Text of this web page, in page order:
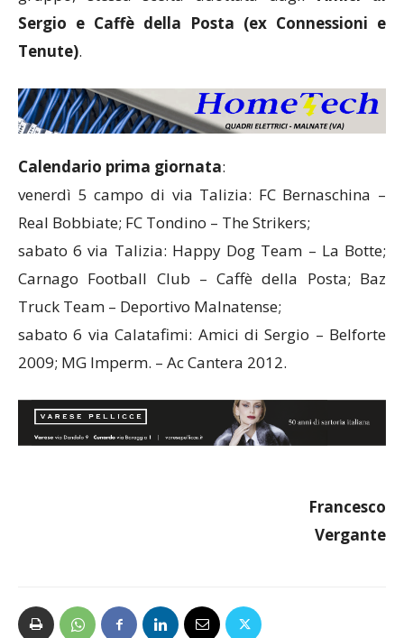
Sergio e Caffè della Posta (ex Connessioni e
Tenute).
Calendario prima giornata:
venerdì 5 campo di via Talizia: FC Bernaschina –
Real Bobbiate; FC Tondino – The Strikers;
sabato 6 via Talizia: Happy Dog Team – La Botte;
Carnago Football Club – Caffè della Posta; Baz
Truck Team – Deportivo Malnatense;
sabato 6 via Calatafimi: Amici di Sergio – Belforte
2009; MG Imperm. – Ac Cantera 2012.
Francesco
Vergante